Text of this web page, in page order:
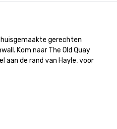
huisgemaakte gerechten
Kom naar The Old Quay
aan de rand van Hayle, voor